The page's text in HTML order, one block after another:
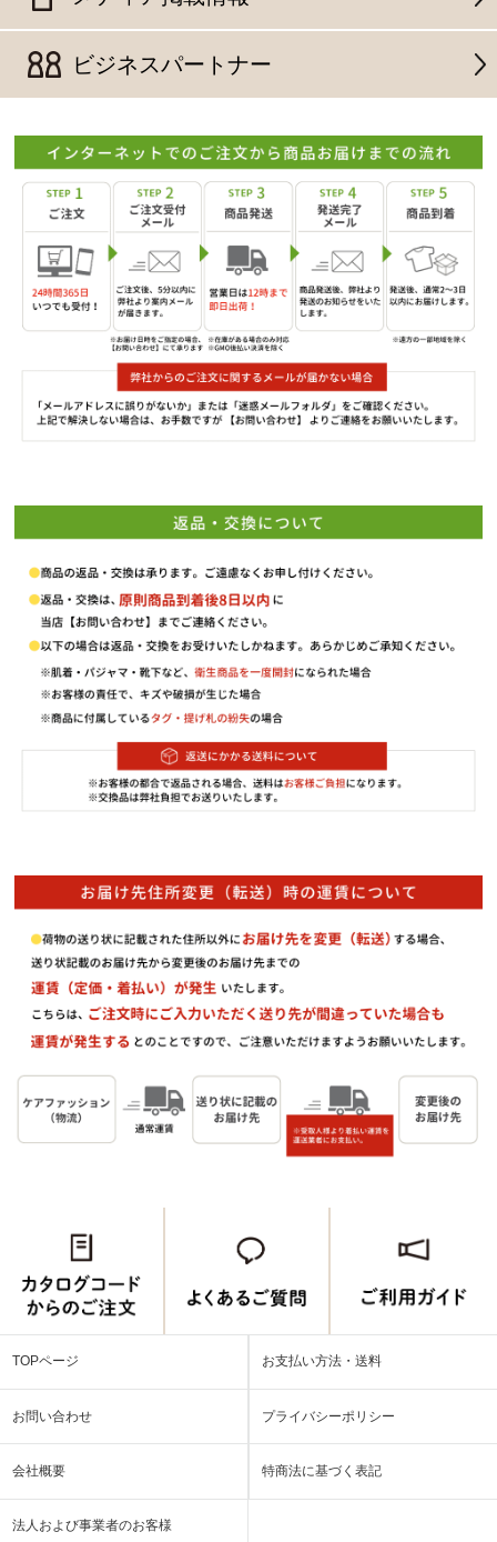
ビジネスパートナー
TOPページ お支払い方法・送料
お問い合わせ プライバシーポリシー
会社概要 特商法に基づく表記
法人および事業者のお客様